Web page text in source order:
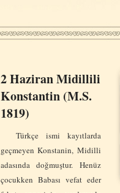
2 Haziran Midillili
Konstantin (M.S.
1819)
Türkçe ismi kayıtlarda
geçmeyen Konstanin, Midilli
adasında doğmuştur. Henüz
çocukken Babası vefat eder